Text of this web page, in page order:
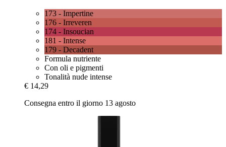
173 - Impertine
176 - Irreveren
174 - Insoucian
181 - Intense
179 - Decadent
Formula nutriente
Con oli e pigmenti
Tonalità nude intense
€ 14,29
Consegna entro il giorno 13 agosto